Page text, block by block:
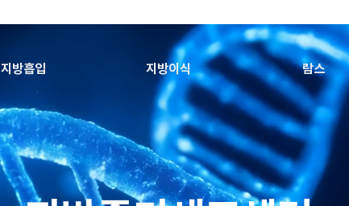
지방흡입 지방이식 람스